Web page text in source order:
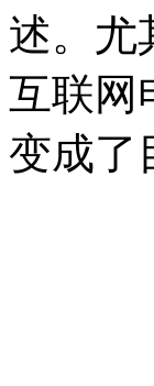
述。尤
互联网
变成了